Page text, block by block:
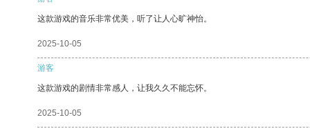
这款游戏的音乐非常优美，听了让人心旷神怡。
2025-10-05
游客
这款游戏的剧情非常感人，让我久久不能忘怀。
2025-10-05